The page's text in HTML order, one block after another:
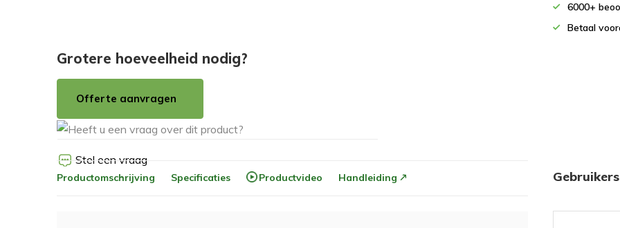
6000+
Betaal
Grotere hoeveelheid nodig?
Offerte aanvragen
Stel een vraag
Productomschrijving Specificaties Productvideo Handleiding